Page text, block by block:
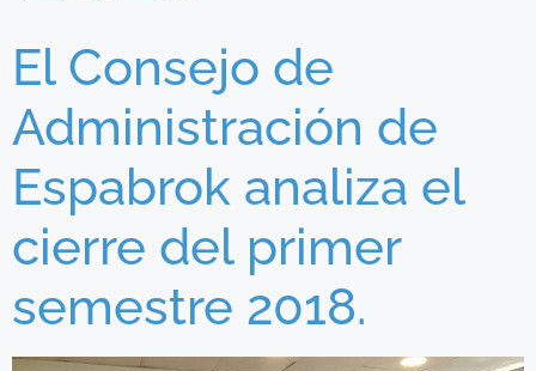
El Consejo de
Administración de
Espabrok analiza el
cierre del primer
semestre 2018.